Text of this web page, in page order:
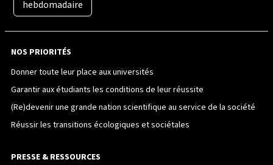
hebdomadaire
NOS PRIORITÉS
Donner toute leur place aux universités
Garantir aux étudiants les conditions de leur réussite
(Re)devenir une grande nation scientifique au service de la société
Réussir les transitions écologiques et sociétales
PRESSE & RESSOURCES